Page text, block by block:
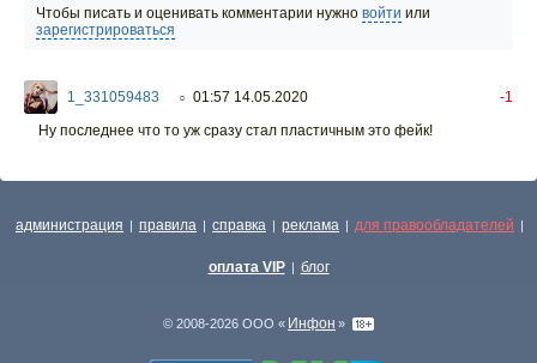
Чтобы писать и оценивать комментарии нужно войти или
зарегистрироваться
1_331059483 ○ 01:57 14.05.2020
-1
Ну последнее что то уж сразу стал пластичным это фейк!
администрация | правила | справка | реклама | для правообладателей |
оплата VIP | блог
© 2008-2026 ООО « Инфон »